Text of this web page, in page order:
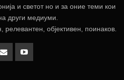
и светот но и за оние теми кои
други медиуми.
објективен, поинаков.